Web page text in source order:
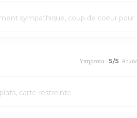
sympathique, coup de coeur
Υπηρεσία: 5/5
carte restreinte